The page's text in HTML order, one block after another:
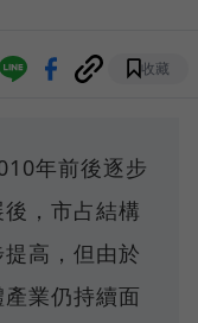
收藏
年前後逐步
，市占結構
高，但由於
業仍持續面